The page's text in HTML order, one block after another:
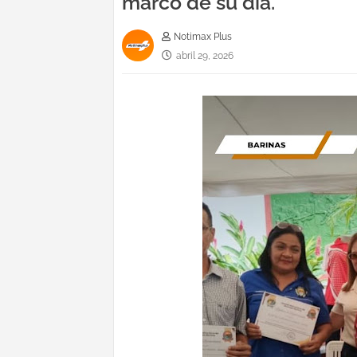
Notimax Plus
abril 29, 2026